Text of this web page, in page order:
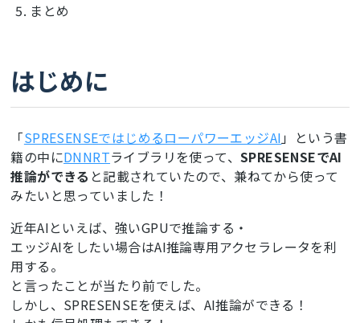
まとめ
はじめに
「SPRESENSEではじめるローパワーエッジAI」という書
籍の中にDNNRTライブラリを使って、SPRESENSEでAI
推論ができる と記載されていたので、兼ねてから使って
みたいと思っていました！
近年AIといえば、強いGPUで推論する・
エッジAIをしたい場合はAI推論専用アクセラレータを利
用する。
と言ったことが当たり前でした。
しかし、SPRESENSEを使えば、AI推論ができる！